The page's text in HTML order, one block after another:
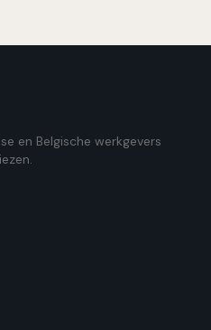
en Belgische werkgevers